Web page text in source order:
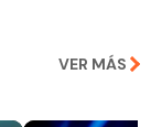
VER MÁS